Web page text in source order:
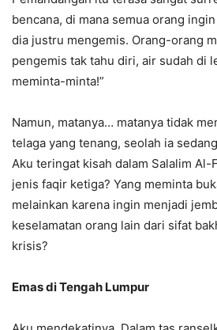
bencana, di mana semua orang
dia justru mengemis. Orang-orang
pengemis tak tahu diri, air sudah di
meminta-minta!”
Namun, matanya… matanya tidak
telaga yang tenang, seolah ia
Aku teringat kisah dalam Salalim Al-
jenis faqir ketiga? Yang meminta
melainkan karena ingin menjadi
keselamatan orang lain dari sifat
krisis?
Emas di Tengah Lumpur